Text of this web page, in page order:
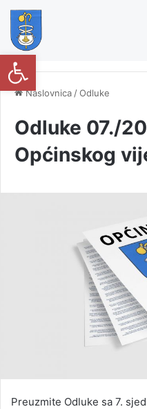
Naslovnica /Odluke
Odluke 07./
Općinskog
Preuzmite Odluke sa 7.
Open toolbar